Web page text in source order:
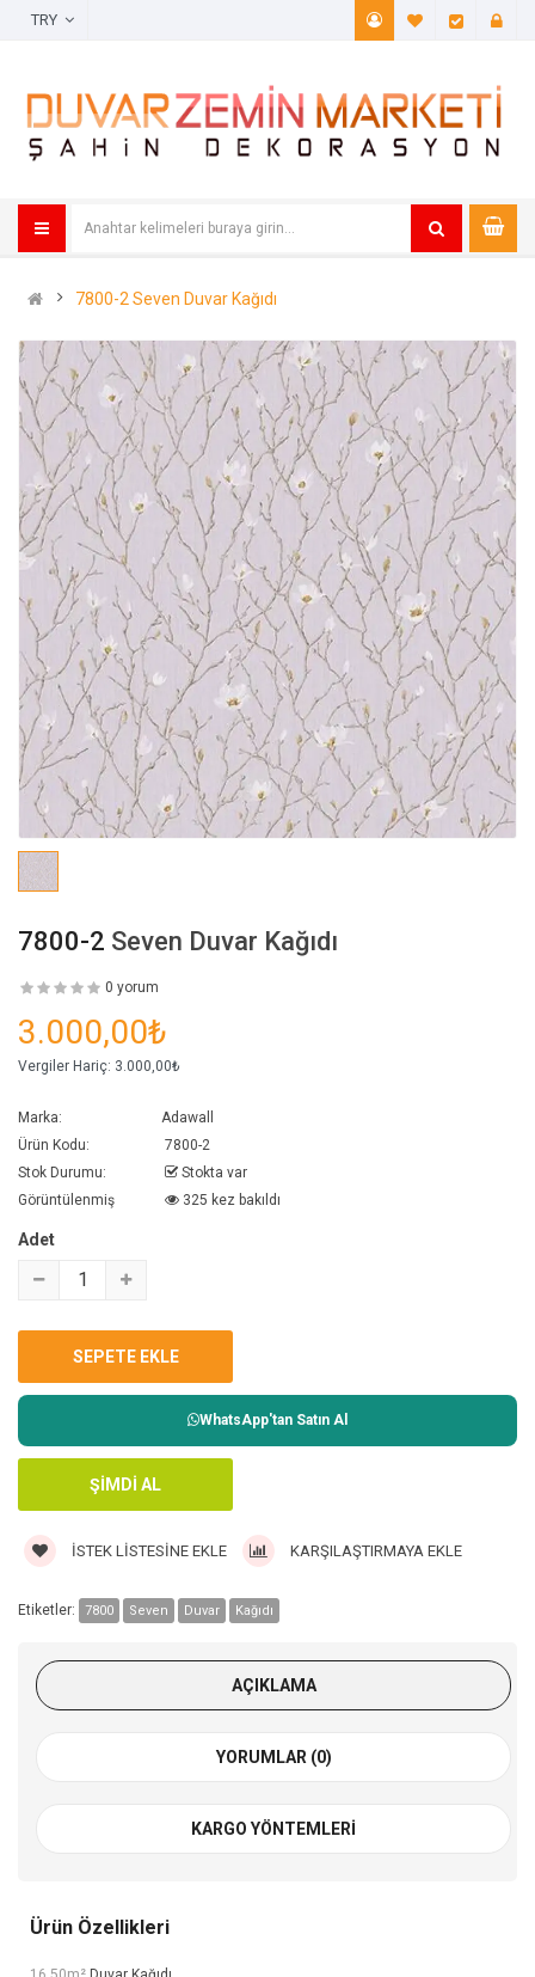
A. Listem
7800-2 Seven Duvar Kağıdı
7800-2 Seven Duvar Kağıdı
0 yorum
3.000,00₺
Vergiler Hariç: 3.000,00₺
Marka:
Adawall
Ürün Kodu:
7800-2
Stok Durumu:
Stokta var
Görüntülenmiş
325 kez bakıldı
Adet
WhatsApp'tan Satın Al
İSTEK LISTESINE EKLE KARŞILAŞTIRMAYA EKLE
Etiketler: 7800 Seven Duvar Kağıdı
AÇIKLAMA
YORUMLAR (0)
KARGO YÖNTEMLERI
Ürün Özellikleri